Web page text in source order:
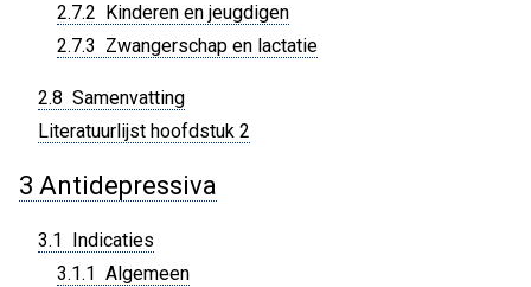
2.7.2 Kinderen en jeugdigen
2.7.3 Zwangerschap en lactatie
2.8 Samenvatting
Literatuurlijst hoofdstuk 2
3 Antidepressiva
3.1 Indicaties
3.1.1 Algemeen